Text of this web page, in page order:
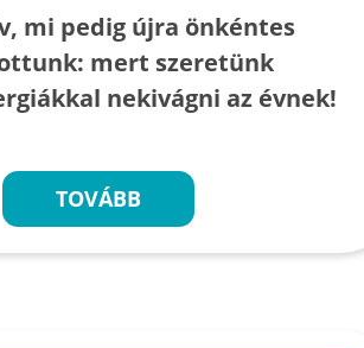
mi pedig újra önkéntes
mert szeretünk
nekivágni az évnek!
TOVÁBB